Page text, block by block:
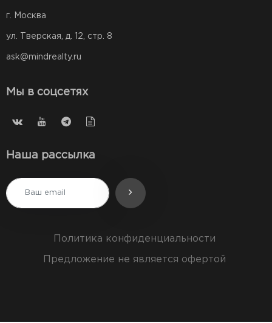
г. Москва
ул. Тверская, д. 12, стр. 8
ask@mindrealty.ru
Мы в соцсетях
Наша рассылка
Политика конфиденциальности
Предложение не является офертой